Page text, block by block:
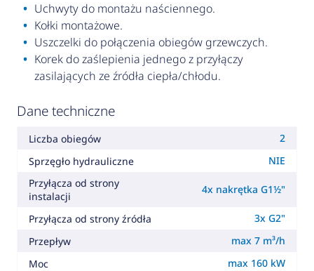
Uchwyty do montażu naściennego.
Kołki montażowe.
Uszczelki do połączenia obiegów grzewczych.
Korek do zaślepienia jednego z przyłączy
zasilających ze źródła ciepła/chłodu.
Dane techniczne
Liczba obiegów
2
Sprzęgło hydrauliczne
NIE
Przyłącza od strony
instalacji
4x nakrętka G1½"
Przyłącza od strony źródła
3x G2"
Przepływ
max 7 m³/h
Moc
max 160 kW